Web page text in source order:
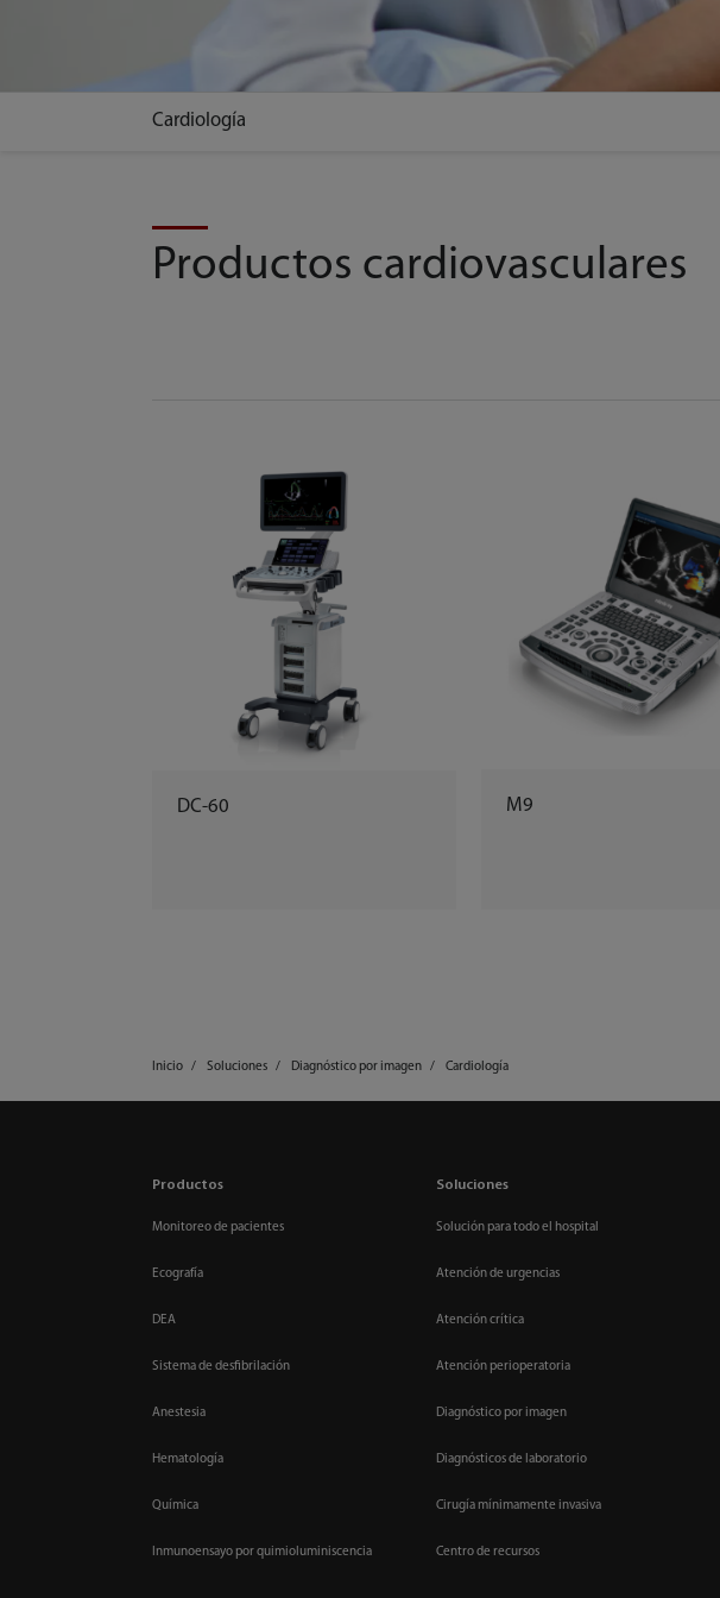
Cardiología
Productos cardiovasculares
DC-60 M9
Inicio Soluciones Diagnóstico por imagen Cardiología
Productos
Monitoreo de pacientes
Ecografía
DEA
Sistema de desfibrilación
Anestesia
Hematología
Química
Inmunoensayo por quimioluminiscencia
Soluciones
Solución para todo el hospital
Atención de urgencias
Atención crítica
Atención perioperatoria
Diagnóstico por imagen
Diagnósticos de laboratorio
Cirugía mínimamente invasiva
Centro de recursos